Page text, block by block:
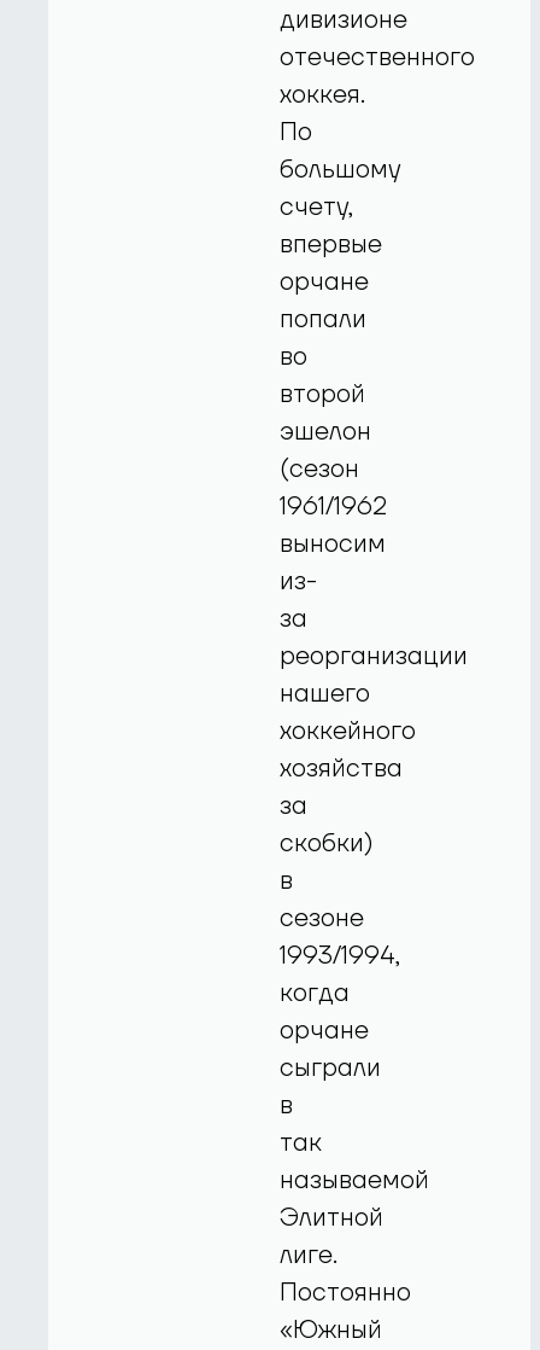
дивизионе
отечественного
хоккея.
По
большому
счету,
впервые
орчане
попали
во
второй
эшелон
(сезон
1961/1962
выносим
из-
за
реорганизации
нашего
хоккейного
хозяйства
за
скобки)
в
сезоне
1993/1994,
когда
орчане
сыграли
в
так
называемой
Элитной
лиге.
Постоянно
«Южный